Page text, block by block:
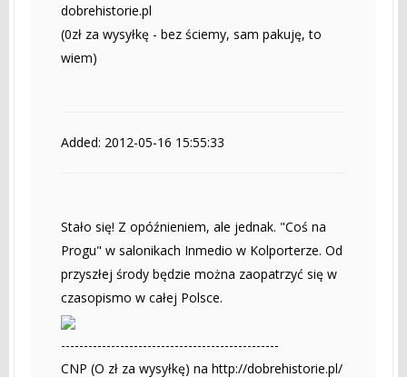
dobrehistorie.pl
(0zł za wysyłkę - bez ściemy, sam pakuję, to
wiem)
Added: 2012-05-16 15:55:33
Stało się! Z opóźnieniem, ale jednak. "Coś na
Progu" w salonikach Inmedio w Kolporterze. Od
przyszłej środy będzie można zaopatrzyć się w
czasopismo w całej Polsce.
------------------------------------------------
CNP (O zł za wysyłkę) na http://dobrehistorie.pl/